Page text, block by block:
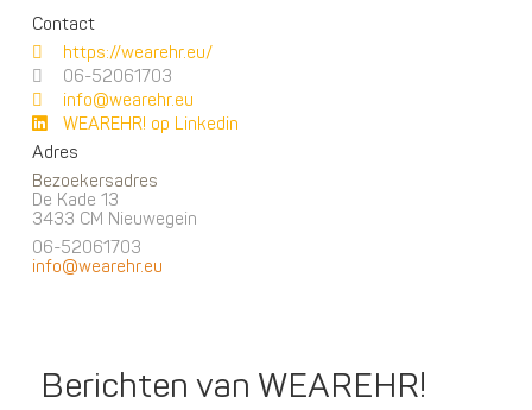
Contact
https://wearehr.eu/
06-52061703
info@wearehr.eu
WEAREHR! op Linkedin
Adres
Bezoekersadres
De Kade 13
3433 CM Nieuwegein
06-52061703
info@wearehr.eu
Berichten van WEAREHR!